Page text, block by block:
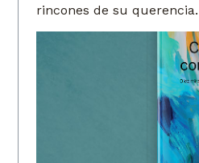
rincones de su querencia.